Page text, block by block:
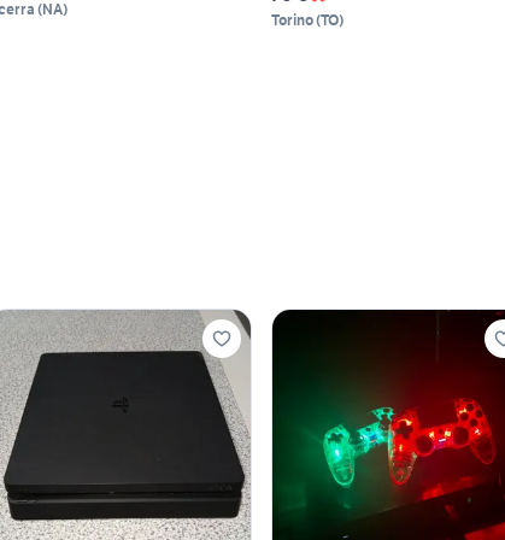
(NA)
Torino(TO)